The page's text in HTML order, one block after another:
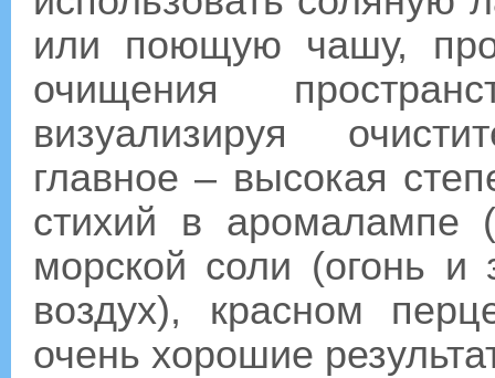
или поющую чашу,
очищения
визуализируя
главное – высокая
стихий в аромалампе
морской соли (огонь и
воздух), красном
очень хорошие